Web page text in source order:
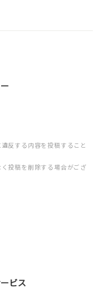
反する内容を投稿すること
投稿を削除する場合がござ
ビス